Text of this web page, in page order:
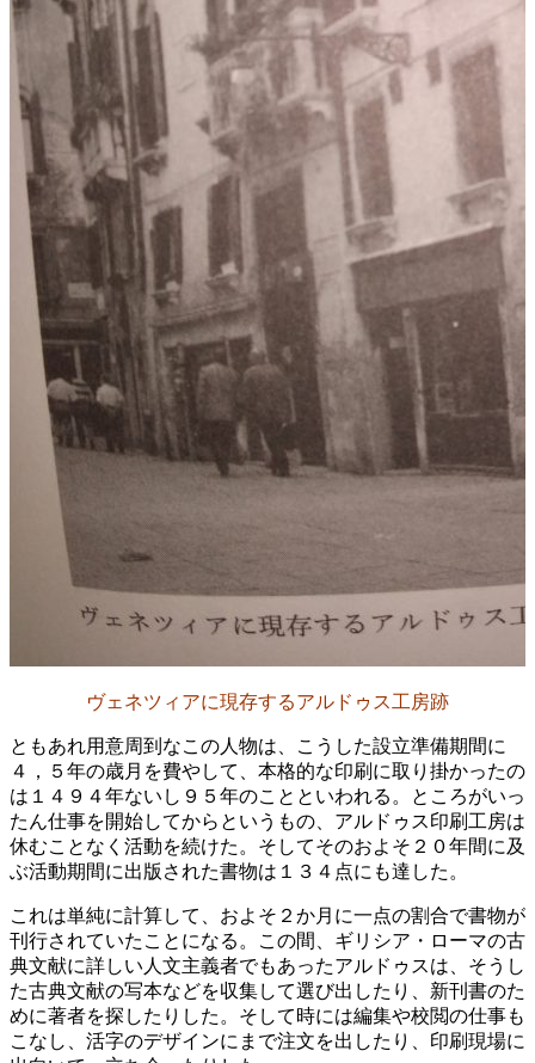
ヴェネツィアに現存するアルドゥス工房跡
ともあれ用意周到なこの人物は、こうした設立準備期間に
４，５年の歳月を費やして、本格的な印刷に取り掛かったの
は１４９４年ないし９５年のことといわれる。ところがいっ
たん仕事を開始してからというもの、アルドゥス印刷工房は
休むことなく活動を続けた。そしてそのおよそ２０年間に及
ぶ活動期間に出版された書物は１３４点にも達した。
これは単純に計算して、およそ２か月に一点の割合で書物が
刊行されていたことになる。この間、ギリシア・ローマの古
典文献に詳しい人文主義者でもあったアルドゥスは、そうし
た古典文献の写本などを収集して選び出したり、新刊書のた
めに著者を探したりした。そして時には編集や校閲の仕事も
こなし、活字のデザインにまで注文を出したり、印刷現場に